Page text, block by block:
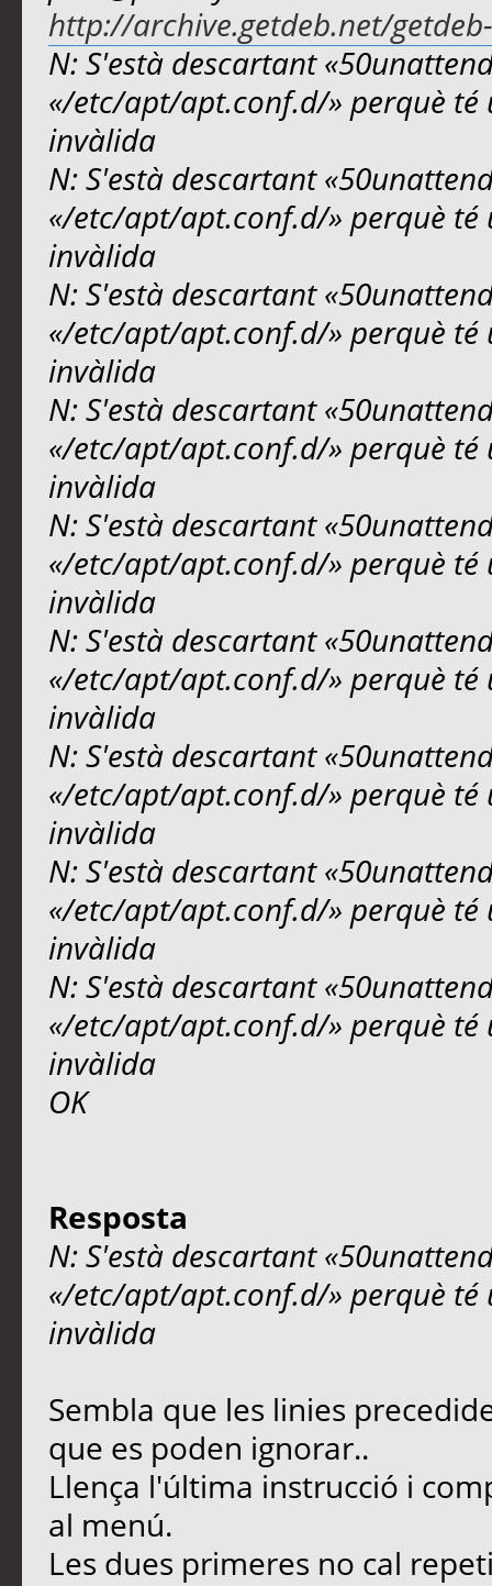
http://archive.getdeb.net/
N: S'està descartant
«/etc/apt/apt.conf.d/» perquè té
invàlida
N: S'està descartant
«/etc/apt/apt.conf.d/» perquè té
invàlida
N: S'està descartant
«/etc/apt/apt.conf.d/» perquè té
invàlida
N: S'està descartant
«/etc/apt/apt.conf.d/» perquè té
invàlida
N: S'està descartant
«/etc/apt/apt.conf.d/» perquè té
invàlida
N: S'està descartant
«/etc/apt/apt.conf.d/» perquè té
invàlida
N: S'està descartant
«/etc/apt/apt.conf.d/» perquè té
invàlida
N: S'està descartant
«/etc/apt/apt.conf.d/» perquè té
invàlida
N: S'està descartant
«/etc/apt/apt.conf.d/» perquè té
invàlida
OK
Resposta
N: S'està descartant
«/etc/apt/apt.conf.d/» perquè té
invàlida
Sembla que les linies
que es poden ignorar..
Llença l'última instrucció i
al menú.
Les dues primeres no cal